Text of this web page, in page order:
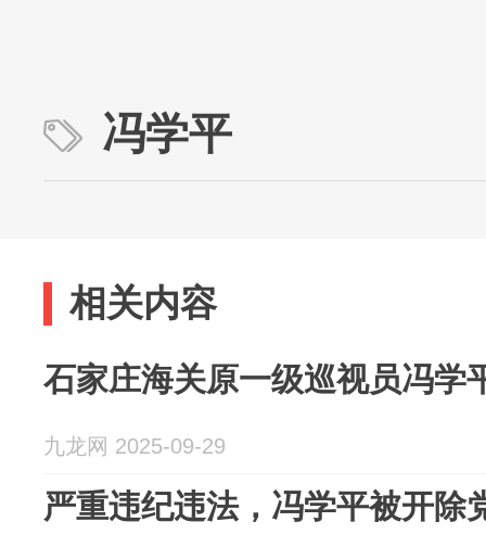
冯学平
相关内容
石家庄海关原一级巡视员冯学
九龙网 2025-09-29
严重违纪违法，冯学平被开除